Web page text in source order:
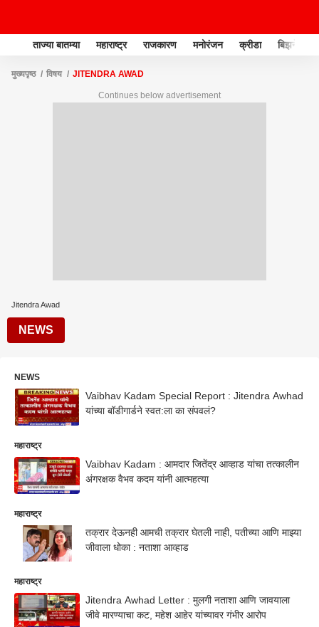
ताज्या बातम्या महाराष्ट्र राजकारण मनोरंजन क्रीडा बिझनेस
मुख्यपृष्ठ विषय JITENDRA AWAD
Continues below advertisement
Jitendra Awad
NEWS
NEWS
Vaibhav Kadam Special Report : Jitendra Awhad
यांच्या बॉडीगार्डने स्वत:ला का संपवलं?
महाराष्ट्र
Vaibhav Kadam : आमदार जितेंद्र आव्हाड यांचा तत्कालीन
अंगरक्षक वैभव कदम यांनी आत्महत्या
महाराष्ट्र
तक्रार देऊनही आमची तक्रार घेतली नाही, पतीच्या आणि माझ्या
जीवाला धोका : नताशा आव्हाड
महाराष्ट्र
Jitendra Awhad Letter : मुलगी नताशा आणि जावयाला
जीवे मारण्याचा कट, महेश आहेर यांच्यावर गंभीर आरोप